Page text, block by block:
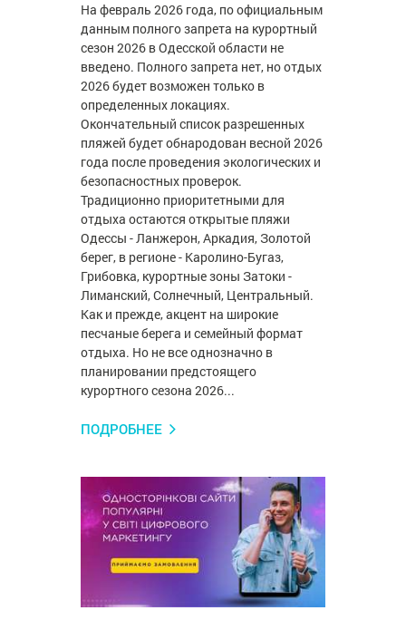
На февраль 2026 года, по официальным
данным полного запрета на курортный
сезон 2026 в Одесской области не
введено. Полного запрета нет, но отдых
2026 будет возможен только в
определенных локациях.
Окончательный список разрешенных
пляжей будет обнародован весной 2026
года после проведения экологических и
безопасностных проверок.
Традиционно приоритетными для
отдыха остаются открытые пляжи
Одессы - Ланжерон, Аркадия, Золотой
берег, в регионе - Каролино-Бугаз,
Грибовка, курортные зоны Затоки -
Лиманский, Солнечный, Центральный.
Как и прежде, акцент на широкие
песчаные берега и семейный формат
отдыха. Но не все однозначно в
планировании предстоящего
курортного сезона 2026...
ПОДРОБНЕЕ